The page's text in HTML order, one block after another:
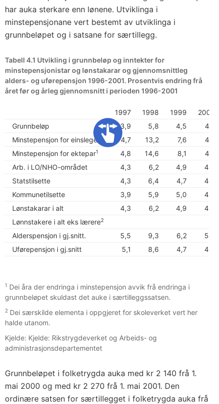
har auka sterkare enn lønene. Utviklinga i
minstepensjonane vert bestemt av utviklinga i
grunnbeløpet og i satsane for særtillegg.
Tabell 4.1 Utvikling i grunnbeløp og inntekter for
minstepensjonistar og lønstakarar og gjennomsnittleg
alders- og uførepensjon 1996-2001. Prosentvis endring frå
året før og årleg gjennomsnitt i perioden 1996-2001
1997 1998 1999
2000
Grunnbeløp
3,9 5,8 4,5
4,2
Minstepensjon for einslege
4,7 13,2 7,6
4,2
Minstepensjon for ektepar1 4,8 14,6 8,1
4,2
Arb. i LO/NHO-området
4,3 6,2 4,9
4,5
Statstilsette
4,3 6,4 4,7
4,5
Kommunetilsette
3,9 5,9 5,0
4,0
Lønstakarar i alt
4,3 6,2 4,9
4,5
Lønnstakere i alt eks lærere2
Alderspensjon i gj.snitt. 5,5 9,3 6,2
5,0
Uførepensjon i gj.snitt
5,1 8,6 4,7 4,0
1 Dei åra der endringa i minstepensjon avvik frå endringa i
grunnbeløpet skuldast det auke i særtilleggssatsen.
2 Dei særskilde elementa i oppgjeret for skoleverket vert her
halde utanom.
Kjelde: Kjelde: Rikstrygdeverket og Arbeids- og
administrasjonsdepartementet
Grunnbeløpet i folketrygda auka med kr 2 140 frå 1.
mai 2000 og med kr 2 270 frå 1. mai 2001. Den
ordinære satsen for særtillegget i folketrygda auka frå